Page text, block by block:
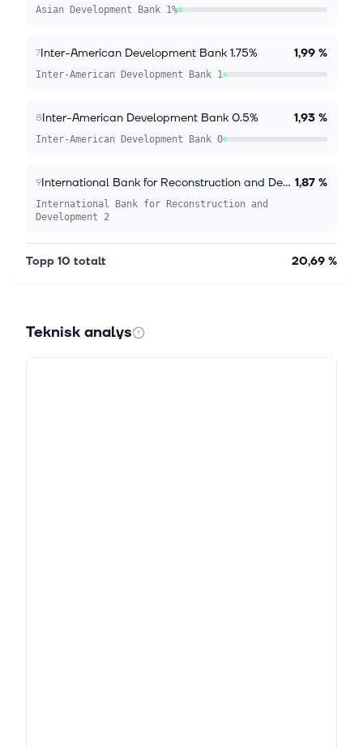
Asian Development Bank 1%
7Inter-American Development Bank 1.75% 1,99 %
Inter-American Development Bank 1
8Inter-American Development Bank 0.5% 1,93 %
Inter-American Development Bank 0
9 International Bank for Reconstruction and Development 2.5% 1,87 %
International Bank for Reconstruction and
Development 2
Topp 10 totalt 20,69 %
Teknisk analys